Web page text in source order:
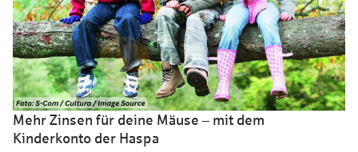
Mehr Zinsen für deine Mäuse – mit dem
Kinderkonto der Haspa